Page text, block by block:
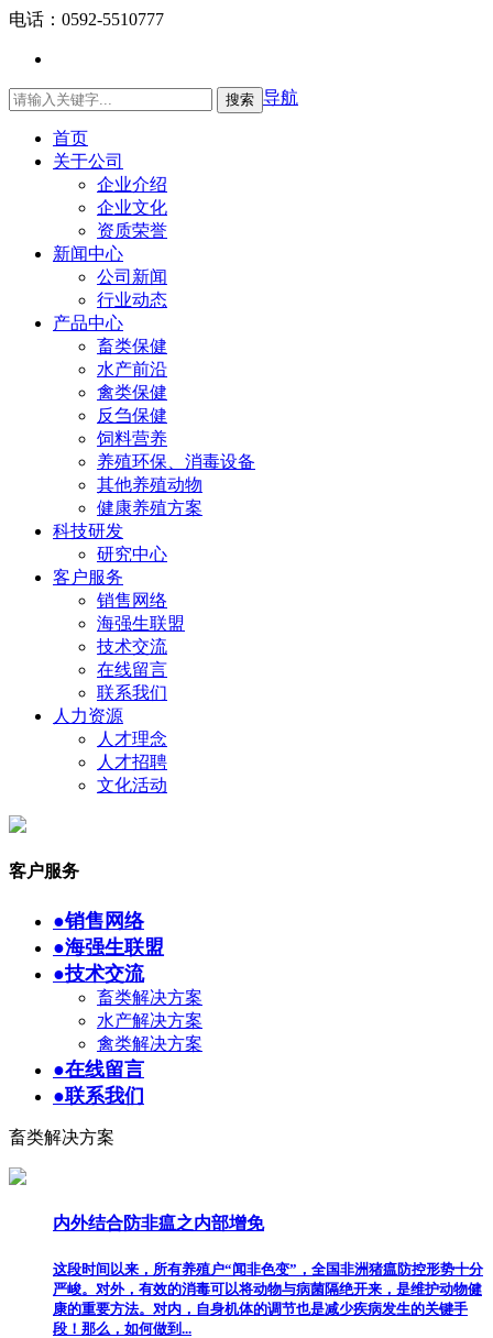
电话：0592-5510777
搜索 导航
首页
关于公司
企业介绍
企业文化
资质荣誉
新闻中心
公司新闻
行业动态
产品中心
畜类保健
水产前沿
禽类保健
反刍保健
饲料营养
养殖环保、消毒设备
其他养殖动物
健康养殖方案
科技研发
研究中心
客户服务
销售网络
海强生联盟
技术交流
在线留言
联系我们
人力资源
人才理念
人才招聘
文化活动
客户服务
●销售网络
●海强生联盟
●技术交流
畜类解决方案
水产解决方案
禽类解决方案
●在线留言
●联系我们
畜类解决方案
内外结合防非瘟之内部增免
这段时间以来，所有养殖户“闻非色变”，全国非洲猪瘟防控形势十分
严峻。对外，有效的消毒可以将动物与病菌隔绝开来，是维护动物健
康的重要方法。对内，自身机体的调节也是减少疾病发生的关键手
段！那么，如何做到...